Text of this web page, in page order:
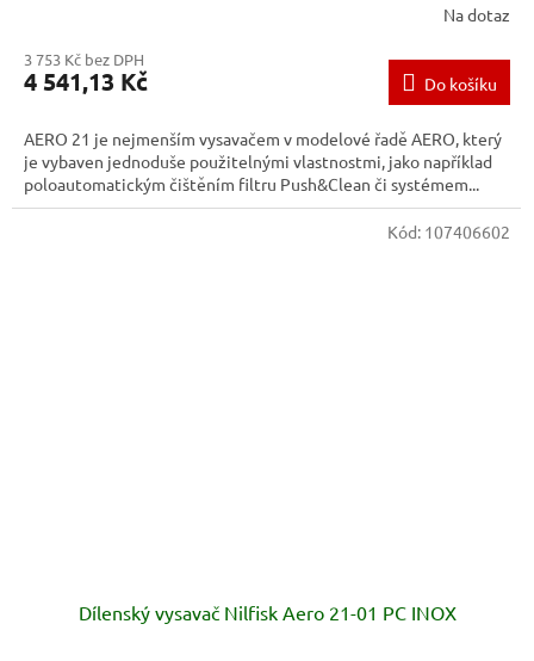
Na dotaz
3 753 Kč bez DPH
4 541,13 Kč Do košíku
AERO 21 je nejmenším vysavačem v modelové řadě AERO, který
je vybaven jednoduše použitelnými vlastnostmi, jako například
poloautomatickým čištěním filtru Push&Clean či systémem...
Dílenský vysavač Nilfisk Aero 21-01 PC INOX
Kód: 107406602